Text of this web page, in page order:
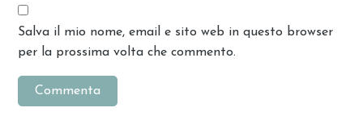
Salva il mio nome, email e sito web in questo browser
per la prossima volta che commento.